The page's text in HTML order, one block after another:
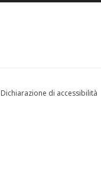
Dichiarazione di accessibilità